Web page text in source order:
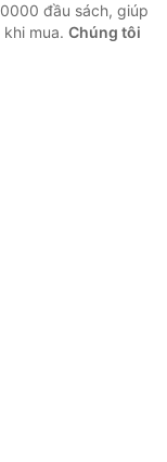
đầu sách, giúp
mua. Chúng tôi